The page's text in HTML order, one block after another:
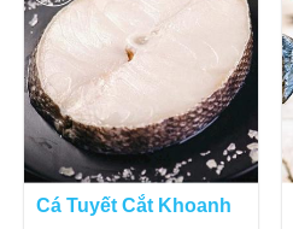
Cá Tuyết Cắt Khoanh